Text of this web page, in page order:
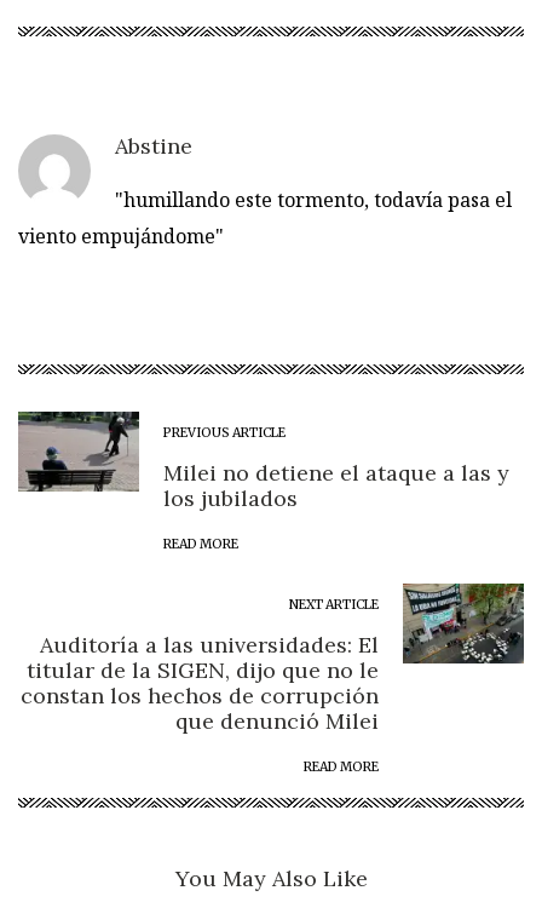
Abstine
"humillando este tormento, todavía pasa el
viento empujándome"
PREVIOUS ARTICLE
Milei no detiene el ataque a las y
los jubilados
READ MORE
NEXT ARTICLE
Auditoría a las universidades: El
titular de la SIGEN, dijo que no le
constan los hechos de corrupción
que denunció Milei
READ MORE
You May Also Like